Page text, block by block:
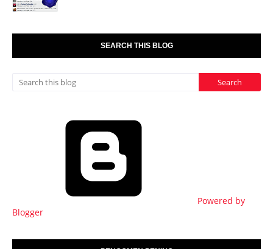
SEARCH THIS BLOG
Powered by
Blogger